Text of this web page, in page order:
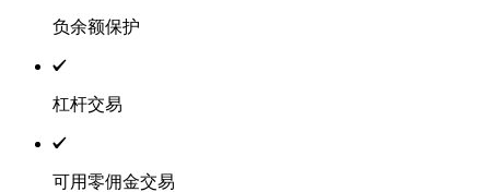
负余额保护
杠杆交易
可用零佣金交易